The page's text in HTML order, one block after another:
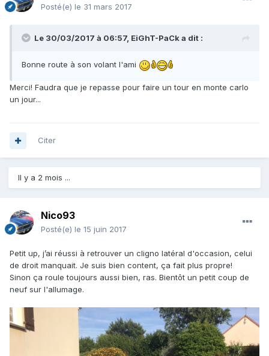
Posté(e) le 31 mars 2017
Le 30/03/2017 à 06:57, EiGhT-PaCk a dit :
Bonne route à son volant l'ami
Merci! Faudra que je repasse pour faire un tour en monte carlo
un jour...
Citer
Il y a 2 mois ...
Nico93
Posté(e) le 15 juin 2017
Petit up, j’ai réussi à retrouver un cligno latéral d'occasion, celui
de droit manquait. Je suis bien content, ça fait plus propre!
Sinon ça roule toujours aussi bien, ras. Bientôt un petit coup de
neuf sur l'allumage.